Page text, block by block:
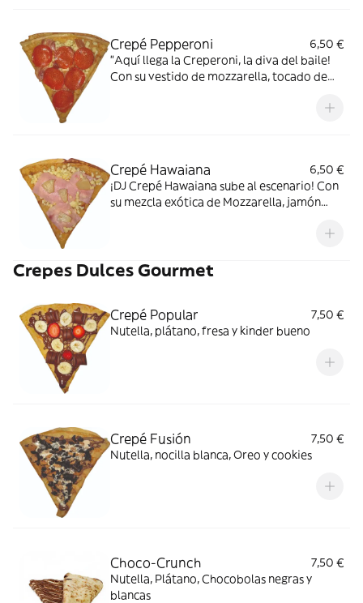
Crepé Pepperoni
6,50 €
"Aquí llega la Creperoni, la diva del baile!
Con su vestido de mozzarella, tocado de
Crepé Hawaiana
6,50 €
¡DJ Crepé Hawaiana sube al escenario! Con
su mezcla exótica de Mozzarella, jamón
Crepes Dulces Gourmet
Crepé Popular
7,50 €
Nutella, plátano, fresa y kinder bueno
Crepé Fusión
7,50 €
Nutella, nocilla blanca, Oreo y cookies
Choco-Crunch
7,50 €
Nutella, Plátano, Chocobolas negras y
blancas